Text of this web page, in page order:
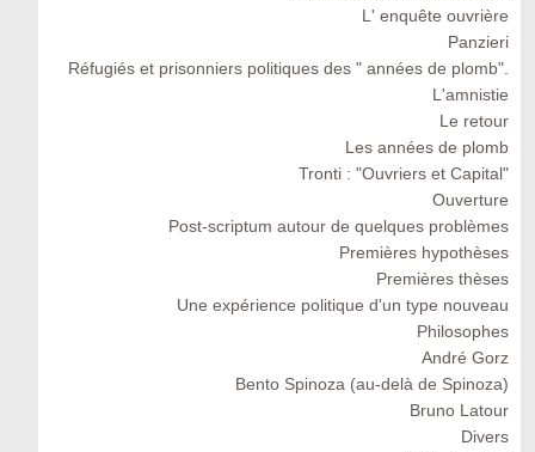
L' enquête ouvrière
Panzieri
Réfugiés et prisonniers politiques des " années de plomb".
L'amnistie
Le retour
Les années de plomb
Tronti : "Ouvriers et Capital"
Ouverture
Post-scriptum autour de quelques problèmes
Premières hypothèses
Premières thèses
Une expérience politique d'un type nouveau
Philosophes
André Gorz
Bento Spinoza (au-delà de Spinoza)
Bruno Latour
Divers